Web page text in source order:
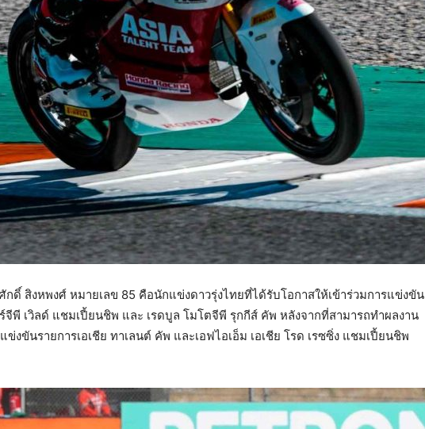
กดิ์ สิงหพงศ์ หมายเลข 85 คือนักแข่งดาวรุ่งไทยที่ได้รับโอกาสให้เข้าร่วมการแข่งขัน
ร์จีพี เวิลด์ แชมเปี้ยนชิพ และ เรดบูล โมโตจีพี รุกกีส์ คัพ หลังจากที่สามารถทำผลงาน
ข่งขันรายการเอเชีย ทาเลนต์ คัพ และเอฟไอเอ็ม เอเชีย โรด เรซซิ่ง แชมเปี้ยนชิพ